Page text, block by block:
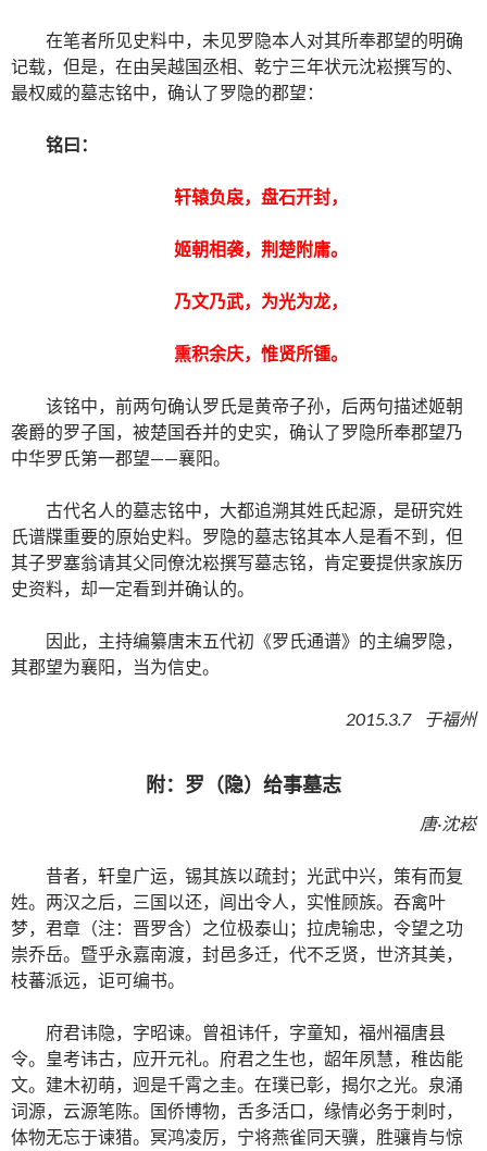
在笔者所见史料中，未见罗隐本人对其所奉郡望的明确
记载，但是，在由吴越国丞相、乾宁三年状元沈崧撰写的、
最权威的墓志铭中，确认了罗隐的郡望：
铭曰：
轩辕负扆，盘石开封，
姬朝相袭，荆楚附庸。
乃文乃武，为光为龙，
熏积余庆，惟贤所锺。
该铭中，前两句确认罗氏是黄帝子孙，后两句描述姬朝
袭爵的罗子国，被楚国呑并的史实，确认了罗隐所奉郡望乃
中华罗氏第一郡望——襄阳。
古代名人的墓志铭中，大都追溯其姓氏起源，是研究姓
氏谱牒重要的原始史料。罗隐的墓志铭其本人是看不到，但
其子罗塞翁请其父同僚沈崧撰写墓志铭，肯定要提供家族历
史资料，却一定看到并确认的。
因此，主持编纂唐末五代初《罗氏通谱》的主编罗隐，
其郡望为襄阳，当为信史。
2015.3.7 于福州
附：罗（隐）给事墓志
唐·沈崧
昔者，轩皇广运，锡其族以疏封；光武中兴，策有而复
姓。两汉之后，三国以还，闾出令人，实惟顾族。吞禽叶
梦，君章（注：晋罗含）之位极泰山；拉虎输忠，令望之功
崇乔岳。暨乎永嘉南渡，封邑多迁，代不乏贤，世济其美，
枝蕃派远，讵可编书。
府君讳隐，字昭谏。曾祖讳仟，字童知，福州福唐县
令。皇考讳古，应开元礼。府君之生也，龆年夙慧，稚齿能
文。建木初萌，迥是千霄之圭。在璞已彰，揭尔之光。泉涌
词源，云源笔陈。国侨博物，舌多活口，缘情必务于刺时，
体物无忘于谏猎。冥鸿凌厉，宁将燕雀同天骥，胜骧肯与惊